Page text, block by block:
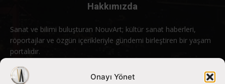
Onayı Yönet
Hakkımızda
Sanat ve bilimi buluşturan NouvArt; kültür sanat haberleri,
röportajlar ve özgün içerikleriyle gündemi birleştiren bir yaşam
portalıdır.
Bizimle iletişime geçin: info@nouvart.net